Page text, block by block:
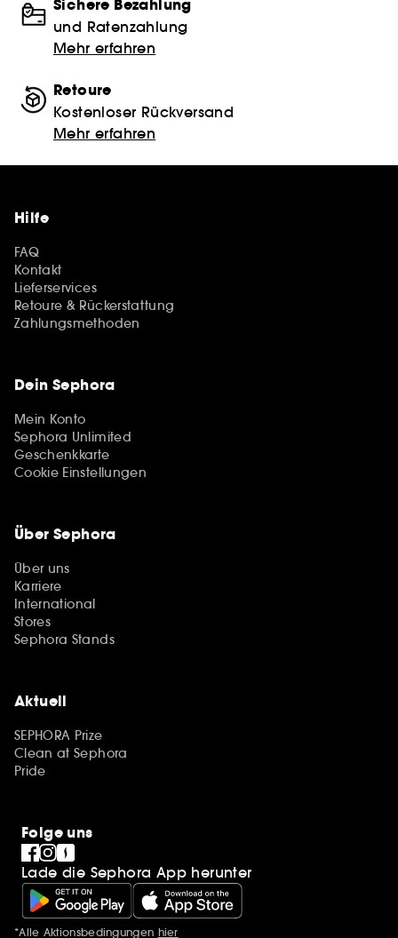
Sichere Bezahlung
und Ratenzahlung
Mehr erfahren
Retoure
Kostenloser Rückversand
Mehr erfahren
Hilfe
FAQ
Kontakt
Lieferservices
Retoure & Rückerstattung
Zahlungsmethoden
Dein Sephora
Mein Konto
Sephora Unlimited
Geschenkkarte
Cookie Einstellungen
Über Sephora
Über uns
Karriere
International
Stores
Sephora Stands
Aktuell
SEPHORA Prize
Clean at Sephora
Pride
Folge uns
Lade die Sephora App herunter
*Alle Aktionsbedingungen hier